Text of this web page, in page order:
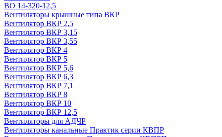
ВО 14-320-12,5
Вентиляторы крышные типа ВКР
Вентилятор ВКР 2,5
Вентилятор ВКР 3,15
Вентилятор ВКР 3,55
Вентилятор ВКР 4
Вентилятор ВКР 5
Вентилятор ВКР 5,6
Вентилятор ВКР 6,3
Вентилятор ВКР 7,1
Вентилятор ВКР 8
Вентилятор ВКР 10
Вентилятор ВКР 12,5
Вентиляторы для АДЧР
Вентиляторы канальные Практик серии КВПР